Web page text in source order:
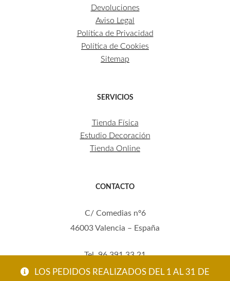
LOS PEDIDOS REALIZADOS DEL 1 AL 31 DE
Devoluciones
Aviso Legal
Política de Privacidad
Política de Cookies
Sitemap
SERVICIOS
Tienda Física
Estudio Decoración
Tienda Online
CONTACTO
C/ Comedias nº6
46003 Valencia – España
Tel. 96 391 33 21
Mov. 620 123 461